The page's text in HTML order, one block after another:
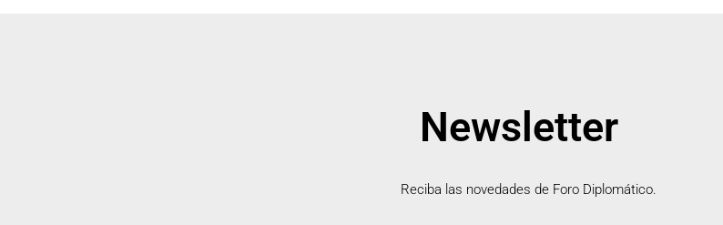
Newsletter
Reciba las novedades de Foro Diplomático.